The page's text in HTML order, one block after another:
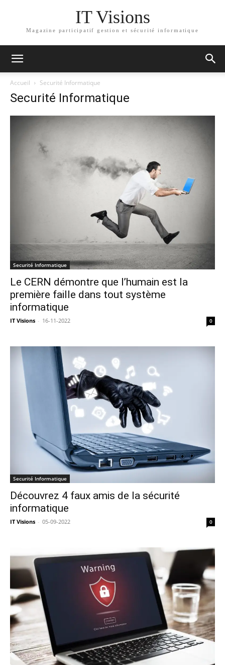
IT Visions
Magazine participatif gestion et sécurité informatique
Accueil Securité Informatique
Securité Informatique
Securité Informatique
Le CERN démontre que l’humain est la
première faille dans tout système
informatique
IT Visions - 16-11-2022 0
Securité Informatique
Découvrez 4 faux amis de la sécurité
informatique
IT Visions - 05-09-2022 0